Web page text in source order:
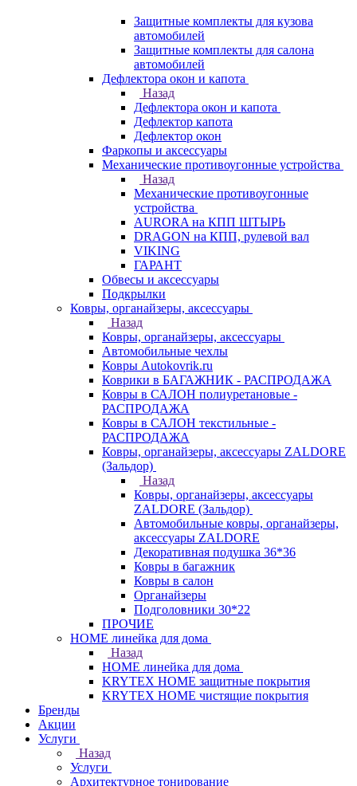
Защитные комплекты для кузова
автомобилей
Защитные комплекты для салона
автомобилей
Дефлектора окон и капота
Назад
Дефлектора окон и капота
Дефлектор капота
Дефлектор окон
Фаркопы и аксессуары
Механические противоугонные устройства
Назад
Механические противоугонные
устройства
AURORA на КПП ШТЫРЬ
DRAGON на КПП, рулевой вал
VIKING
ГАРАНТ
Обвесы и аксессуары
Подкрылки
Ковры, органайзеры, аксессуары
Назад
Ковры, органайзеры, аксессуары
Автомобильные чехлы
Ковры Autokovrik.ru
Коврики в БАГАЖНИК - РАСПРОДАЖА
Ковры в САЛОН полиуретановые -
РАСПРОДАЖА
Ковры в САЛОН текстильные -
РАСПРОДАЖА
Ковры, органайзеры, аксессуары ZALDORE
(Зальдор)
Назад
Ковры, органайзеры, аксессуары
ZALDORE (Зальдор)
Автомобильные ковры, органайзеры,
аксессуары ZALDORE
Декоративная подушка 36*36
Ковры в багажник
Ковры в салон
Органайзеры
Подголовники 30*22
ПРОЧИЕ
HOME линейка для дома
Назад
HOME линейка для дома
KRYTEX HOME защитные покрытия
KRYTEX HOME чистящие покрытия
Бренды
Акции
Услуги
Назад
Услуги
Архитектурное тонирование